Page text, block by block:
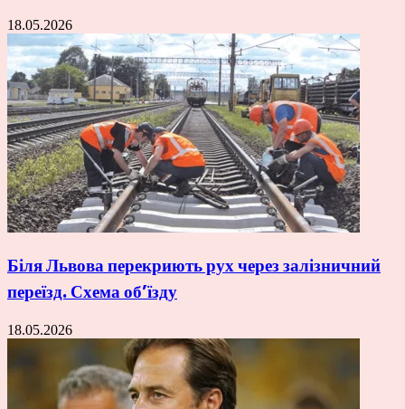
18.05.2026
Біля Львова перекриють рух через залізничний
переїзд. Схема об’їзду
18.05.2026